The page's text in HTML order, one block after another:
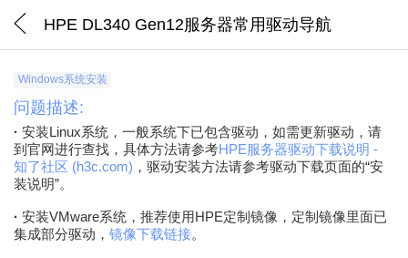
HPE DL340 Gen12服务器常用驱动导航
Windows系统安装
问题描述:
· 安装Linux系统，一般系统下已包含驱动，如需更新驱动，请
到官网进行查找，具体方法请参考HPE服务器驱动下载说明 -
知了社区 (h3c.com) ，驱动安装方法请参考驱动下载页面的“安
装说明”。
· 安装VMware系统，推荐使用HPE定制镜像，定制镜像里面已
集成部分驱动， 镜像下载链接。